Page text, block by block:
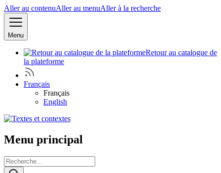
Aller au contenuAller au menuAller à la recherche
Menu
Retour au catalogue de
la plateforme
Français
Français
English
Menu principal